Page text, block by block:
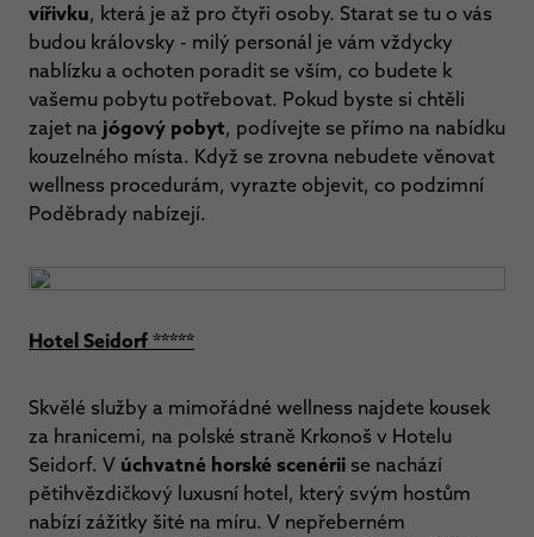
vířivku, která je až pro čtyři osoby. Starat se tu o vás
budou královsky - milý personál je vám vždycky
nablízku a ochoten poradit se vším, co budete k
vašemu pobytu potřebovat. Pokud byste si chtěli
zajet na jógový pobyt, podívejte se přímo na nabídku
kouzelného místa. Když se zrovna nebudete věnovat
wellness procedurám, vyrazte objevit, co podzimní
Poděbrady nabízejí.
Hotel Seidorf *****
Skvělé služby a mimořádné wellness najdete kousek
za hranicemi, na polské straně Krkonoš v Hotelu
Seidorf. V úchvatné horské scenérii se nachází
pětihvězdičkový luxusní hotel, který svým hostům
nabízí zážitky šité na míru. V nepřeberném